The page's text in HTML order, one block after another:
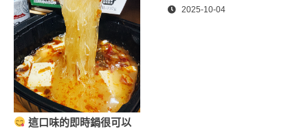
這口味的即時鍋很可以
級牛肉麵│北投隱藏版必推
2025-10-04